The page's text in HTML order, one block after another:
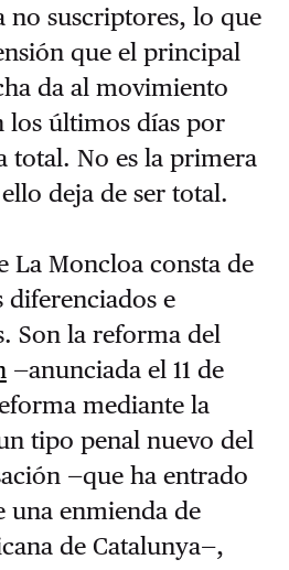
no suscriptores, lo que
que el principal
da al movimiento
los últimos días por
total. No es la primera
deja de ser total.
La Moncloa consta de
diferenciados e
Son la reforma del
—anunciada el 11 de
mediante la
tipo penal nuevo del
—que ha entrado
una enmienda de
de Catalunya—,